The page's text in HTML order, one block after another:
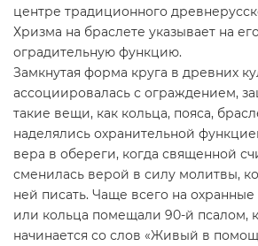
центре традиционного
Хризма на браслете указывает на
оградительную функцию.
Замкнутая форма круга в древних
ассоциировалась с ограждением,
такие вещи, как кольца, пояса,
наделялись охранительной
вера в обереги, когда священной
сменилась верой в силу молитвы,
ней писать. Чаще всего на охранные
или кольца помещали 90-й псалом,
начинается со слов «Живый в